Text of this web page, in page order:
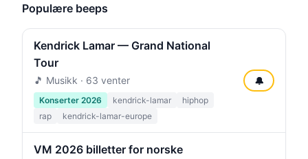
Populære beeps
Kendrick Lamar — Grand National
Tour
🎵 Musikk · 63 venter
Konserter 2026 kendrick-lamar
hiphop
rap
kendrick-lamar-europe
🔔
VM 2026 billetter for norske